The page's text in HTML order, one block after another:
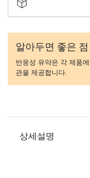
알아두면 좋은 점
반응성 유약은 각 제품
관을 제공합니다.
상세설명